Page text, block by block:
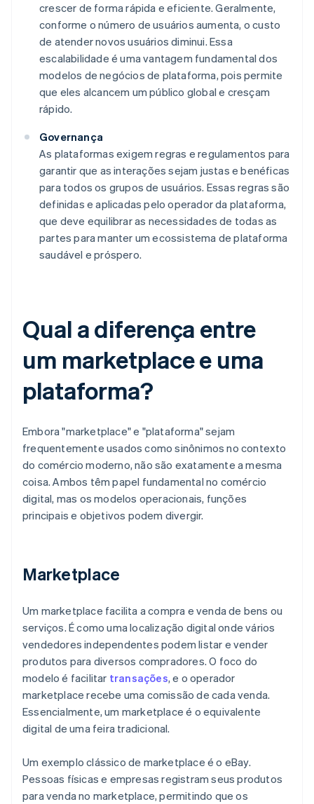
crescer de forma rápida e eficiente. Geralmente,
conforme o número de usuários aumenta, o custo
de atender novos usuários diminui. Essa
escalabilidade é uma vantagem fundamental dos
modelos de negócios de plataforma, pois permite
que eles alcancem um público global e cresçam
rápido.
Governança
As plataformas exigem regras e regulamentos para
garantir que as interações sejam justas e benéficas
para todos os grupos de usuários. Essas regras são
definidas e aplicadas pelo operador da plataforma,
que deve equilibrar as necessidades de todas as
partes para manter um ecossistema de plataforma
saudável e próspero.
Qual a diferença entre
um marketplace e uma
plataforma?
Embora "marketplace" e "plataforma" sejam
frequentemente usados como sinônimos no contexto
do comércio moderno, não são exatamente a mesma
coisa. Ambos têm papel fundamental no comércio
digital, mas os modelos operacionais, funções
principais e objetivos podem divergir.
Marketplace
Um marketplace facilita a compra e venda de bens ou
serviços. É como uma localização digital onde vários
vendedores independentes podem listar e vender
produtos para diversos compradores. O foco do
modelo é facilitar transações, e o operador
marketplace recebe uma comissão de cada venda.
Essencialmente, um marketplace é o equivalente
digital de uma feira tradicional.
Um exemplo clássico de marketplace é o eBay.
Pessoas físicas e empresas registram seus produtos
para venda no marketplace, permitindo que os